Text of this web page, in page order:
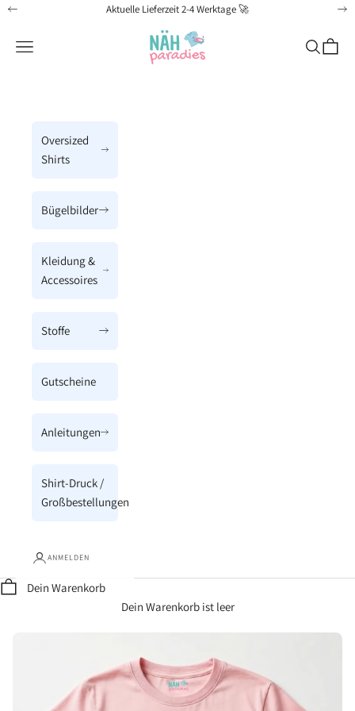
Zum Inhalt springen
Zurück Aktuelle Lieferzeit 2-4 Werktage 🚀 Vor
Näh-Paradies
Menü Suchen
Oversized
Shirts
Bügelbilder
Kleidung &
Accessoires
Stoffe
Gutscheine
Anleitungen
Shirt-Druck /
Großbestellungen
ANMELDEN
Dein Warenkorb
Dein Warenkorb ist leer